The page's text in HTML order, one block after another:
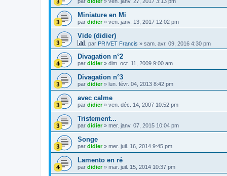
Miniature en Mi
par didier» ven. janv. 13, 2017 12:02 pm
Vide (didier)
par PRIVET Francis » sam. avr. 09, 2016 4:30 pm
Divagation n°2
par didier» dim. oct. 11, 2009 9:00 am
Divagation n°3
par didier» lun. févr. 04, 2013 8:42 pm
avec calme
par didier» ven. déc. 14, 2007 10:52 pm
Tristement...
par didier» mer. janv. 07, 2015 10:04 pm
Songe
par didier» mer. juil. 16, 2014 9:45 pm
Lamento en ré
par didier» mar. juil. 15, 2014 10:37 pm